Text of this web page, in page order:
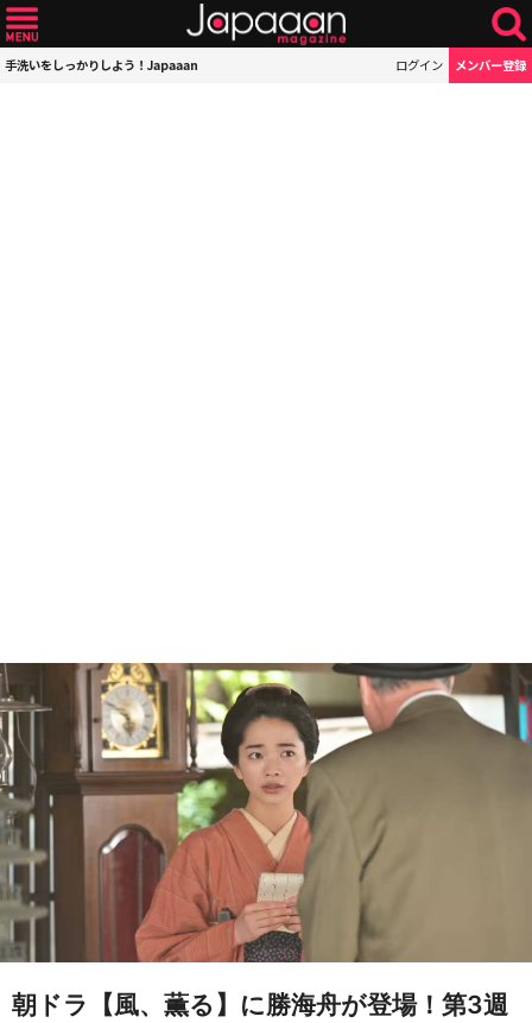
手洗いをしっかりしよう！Japaaan ログイン メンバー登録
朝ドラ【風、薫る】に勝海舟が登場！第3週